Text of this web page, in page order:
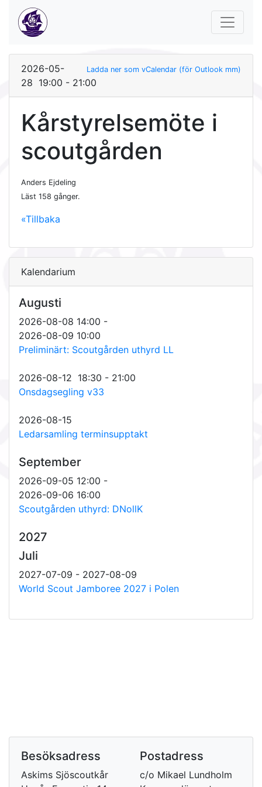
Ladda ner som vCalendar (för Outlook mm)
2026-05-
28 19:00 - 21:00
Kårstyrelsemöte i
scoutgården
Anders Ejdeling
Läst 158 gånger.
«Tillbaka
Kalendarium
Augusti
2026-08-08 14:00 -
2026-08-09 10:00
Preliminärt: Scoutgården uthyrd LL
2026-08-12 18:30 - 21:00
Onsdagsegling v33
2026-08-15
Ledarsamling terminsupptakt
September
2026-09-05 12:00 -
2026-09-06 16:00
Scoutgården uthyrd: DNollK
2027
Juli
2027-07-09 - 2027-08-09
World Scout Jamboree 2027 i Polen
Besöksadress
Askims Sjöscoutkår
Postadress
c/o Mikael Lundholm